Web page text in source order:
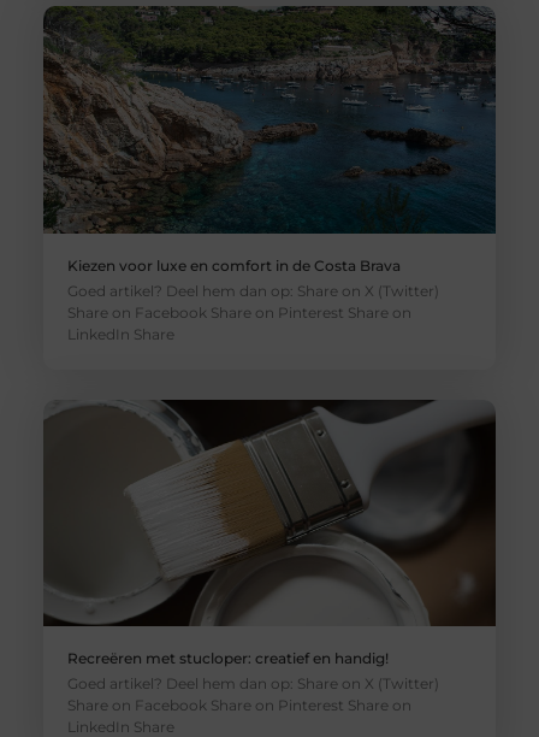
Kiezen voor luxe en comfort in de Costa Brava
Goed artikel? Deel hem dan op: Share on X (Twitter)
Share on Facebook Share on Pinterest Share on
LinkedIn Share
Recreëren met stucloper: creatief en handig!
Goed artikel? Deel hem dan op: Share on X (Twitter)
Share on Facebook Share on Pinterest Share on
LinkedIn Share